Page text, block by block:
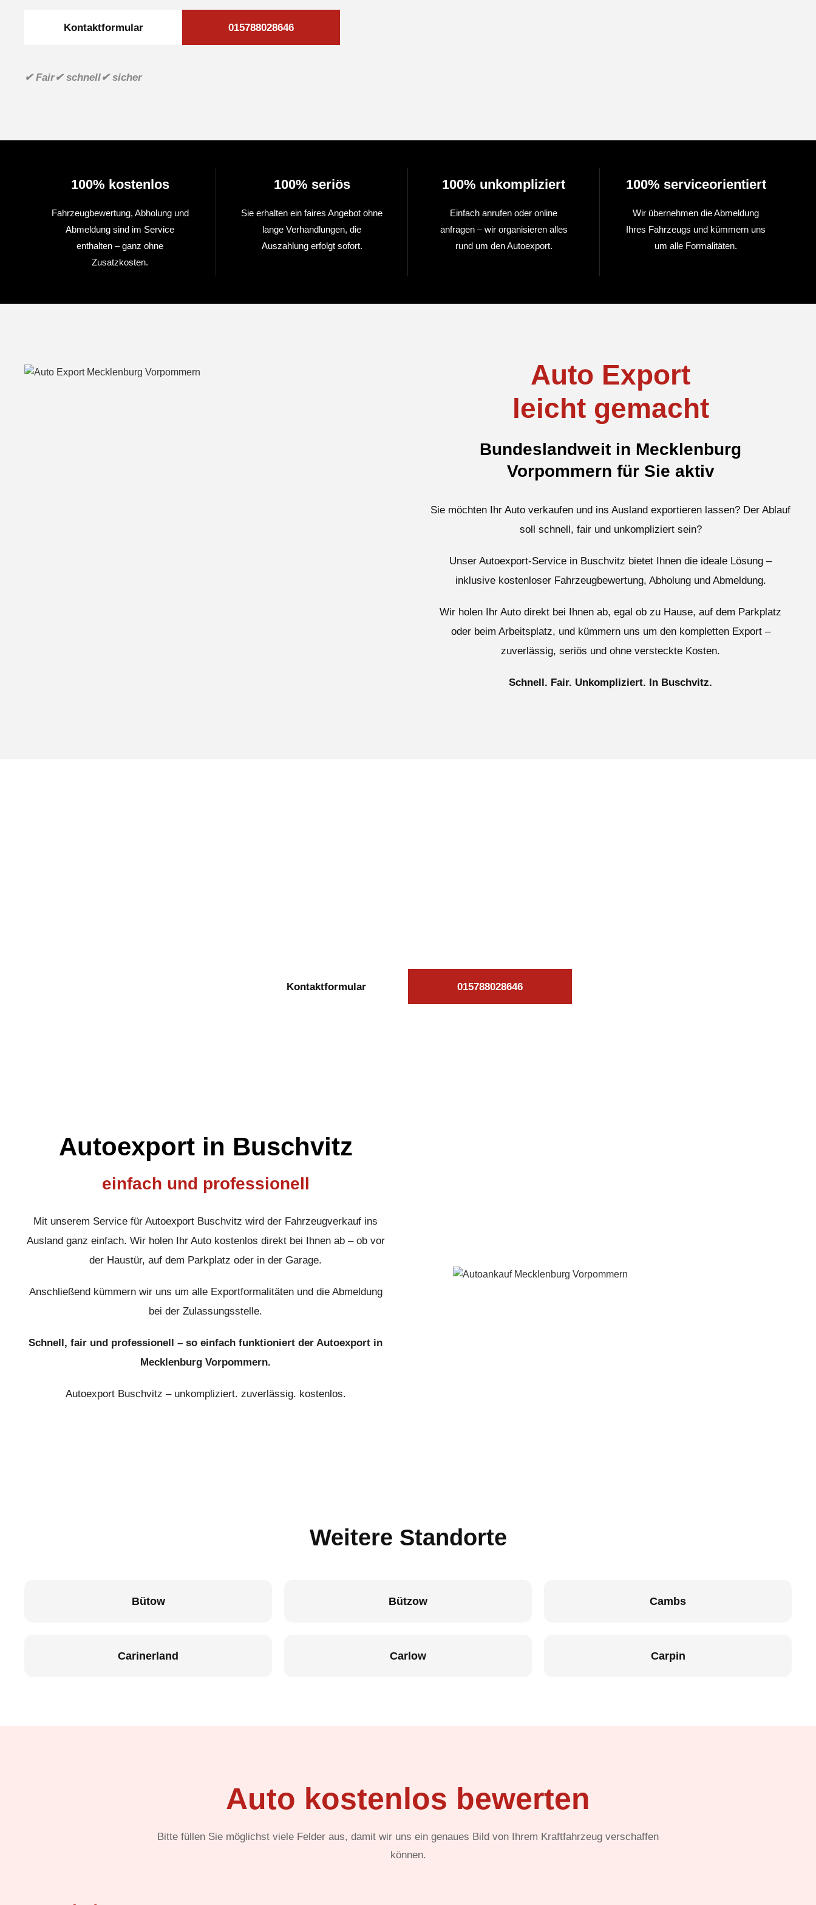
Kontaktformular 015788028646
✔ Fair✔ schnell✔ sicher
100% kostenlos
Fahrzeugbewertung, Abholung und
Abmeldung sind im Service
enthalten – ganz ohne
Zusatzkosten.
100% seriös
Sie erhalten ein faires Angebot ohne
lange Verhandlungen, die
Auszahlung erfolgt sofort.
100% unkompliziert
Einfach anrufen oder online
anfragen – wir organisieren alles
rund um den Autoexport.
100% serviceorientiert
Wir übernehmen die Abmeldung
Ihres Fahrzeugs und kümmern uns
um alle Formalitäten.
Auto Export
leicht gemacht
Bundeslandweit in Mecklenburg
Vorpommern für Sie aktiv
Sie möchten Ihr Auto verkaufen und ins Ausland exportieren lassen? Der Ablauf
soll schnell, fair und unkompliziert sein?
Unser Autoexport-Service in Buschvitz bietet Ihnen die ideale Lösung –
inklusive kostenloser Fahrzeugbewertung, Abholung und Abmeldung.
Wir holen Ihr Auto direkt bei Ihnen ab, egal ob zu Hause, auf dem Parkplatz
oder beim Arbeitsplatz, und kümmern uns um den kompletten Export –
zuverlässig, seriös und ohne versteckte Kosten.
Schnell. Fair. Unkompliziert. In Buschvitz.
Kontaktformular 015788028646
Autoexport in Buschvitz
einfach und professionell
Mit unserem Service für Autoexport Buschvitz wird der Fahrzeugverkauf ins
Ausland ganz einfach. Wir holen Ihr Auto kostenlos direkt bei Ihnen ab – ob vor
der Haustür, auf dem Parkplatz oder in der Garage.
Anschließend kümmern wir uns um alle Exportformalitäten und die Abmeldung
bei der Zulassungsstelle.
Schnell, fair und professionell – so einfach funktioniert der Autoexport in
Mecklenburg Vorpommern.
Autoexport Buschvitz – unkompliziert. zuverlässig. kostenlos.
Weitere Standorte
Bütow Bützow Cambs
Carinerland Carlow Carpin
Auto kostenlos bewerten
Bitte füllen Sie möglichst viele Felder aus, damit wir uns ein genaues Bild von Ihrem Kraftfahrzeug verschaffen
können.